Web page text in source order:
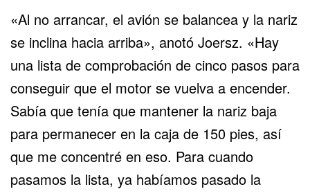
«Al no arrancar, el avión se balancea y la nariz
se inclina hacia arriba», anotó Joersz. «Hay
una lista de comprobación de cinco pasos para
conseguir que el motor se vuelva a encender.
Sabía que tenía que mantener la nariz baja
para permanecer en la caja de 150 pies, así
que me concentré en eso. Para cuando
pasamos la lista, ya habíamos pasado la